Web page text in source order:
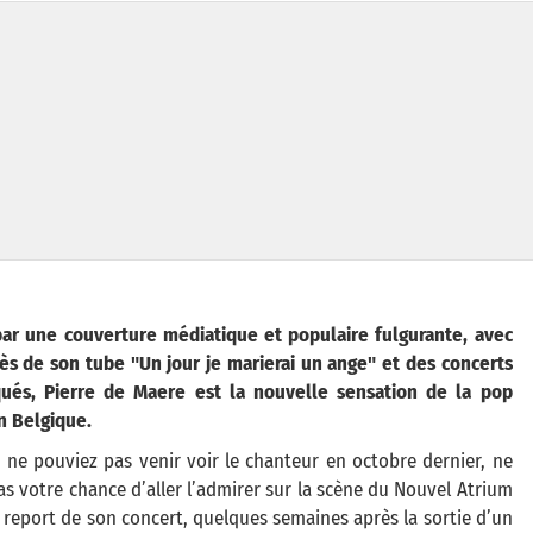
une couverture médiatique et populaire fulgurante, avec
de son tube "Un jour je marierai un ange" et des concerts
Pierre de Maere est la nouvelle sensation de la pop
Belgique.
ne pouviez pas venir voir le chanteur en octobre dernier, ne
votre chance d’aller l’admirer sur la scène du Nouvel Atrium
de son concert, quelques semaines après la sortie d’un